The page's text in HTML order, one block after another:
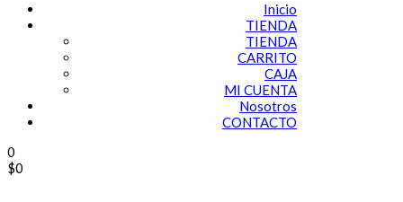
Inicio
TIENDA
TIENDA
CARRITO
CAJA
MI CUENTA
Nosotros
CONTACTO
0
$0